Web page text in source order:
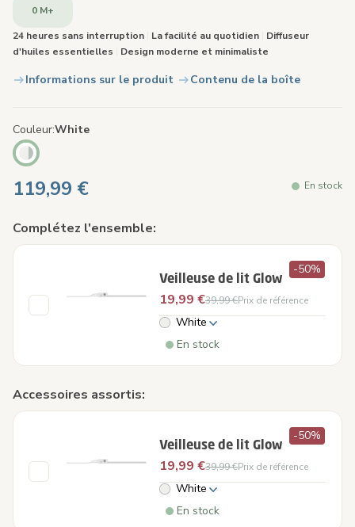
0 M+
24 heures sans interruption
La facilité au quotidien
Diffuseur
d'huiles essentielles
Design moderne et minimaliste
Informations sur le produit Contenu de la boîte
CouleurWhite
119,99 € En stock
Complétez l'ensemble:
Veilleuse de lit Glow
19,99 €
-50%
39,99 €Prix de référence
White
En stock
Accessoires assortis:
Veilleuse de lit Glow
19,99 €
-50%
39,99 €Prix de référence
White
En stock